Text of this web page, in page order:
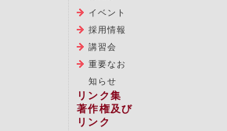
イベント
採用情報
講習会
重要なお
知らせ
リンク集
著作権及び
リンク